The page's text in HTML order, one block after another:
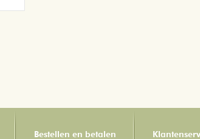
Bestellen en betalen